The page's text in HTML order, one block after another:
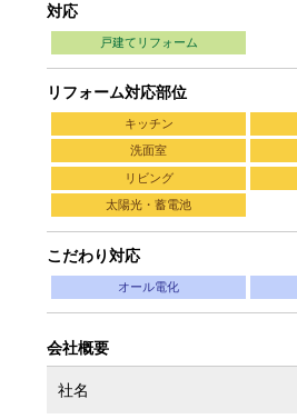
対応
戸建てリフォーム
リフォーム対応部位
キッチン
洗面室
リビング
太陽光・蓄電池
こだわり対応
オール電化
会社概要
社名